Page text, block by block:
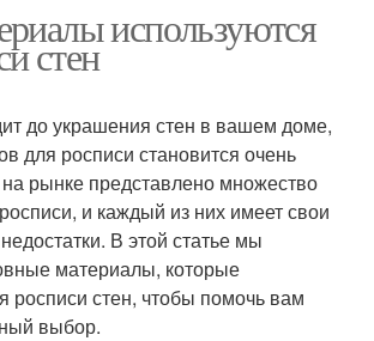
используются
стен
до украшения стен в вашем доме,
для росписи становится очень
рынке представлено множество
и каждый из них имеет свои
В этой статье мы
материалы, которые
росписи стен, чтобы помочь вам
выбор.